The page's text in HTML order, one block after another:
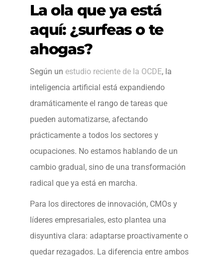
La ola que ya está
aquí: ¿surfeas o te
ahogas?
Según un estudio reciente de la OCDE, la
inteligencia artificial está expandiendo
dramáticamente el rango de tareas que
pueden automatizarse, afectando
prácticamente a todos los sectores y
ocupaciones. No estamos hablando de un
cambio gradual, sino de una transformación
radical que ya está en marcha.
Para los directores de innovación, CMOs y
líderes empresariales, esto plantea una
disyuntiva clara: adaptarse proactivamente o
quedar rezagados. La diferencia entre ambos